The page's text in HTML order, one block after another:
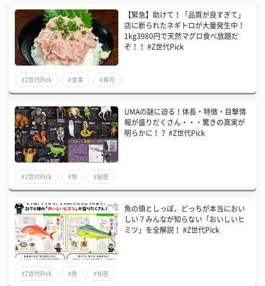
【緊急】助けて！「品質が良すぎて」
店に断られたネギトロが大量発生中！
1kg3980円で天然マグロ食べ放題だ
ぞ！！ #Z世代Pick
#Z世代Pick #食事 #寿司
UMAの謎に迫る！体長・特徴・目撃情
報が盛りだくさん・・・驚きの真実が
明らかに！？ #Z世代Pick
#Z世代Pick #魚 #秘密
魚の頭としっぽ、どっちが本当におい
しい？みんなが知らない「おいしいヒ
ミツ」を全解説！ #Z世代Pick
#Z世代Pick #魚 #秘密